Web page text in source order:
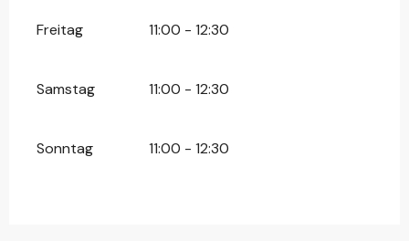
Freitag 11:00 - 12:30
Samstag 11:00 - 12:30
Sonntag 11:00 - 12:30